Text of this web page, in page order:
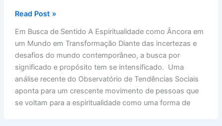
Em
de
Sentido:
A
Espiritualidade
como
Âncora
em
Read Post »
Em Busca de Sentido A Espiritualidade como Âncora em
um Mundo em Transformação Diante das incertezas e
desafios do mundo contemporâneo, a busca por
significado e propósito tem se intensificado. Uma
análise recente do Observatório de Tendências Sociais
aponta para um crescente movimento de pessoas que
se voltam para a espiritualidade como uma forma de